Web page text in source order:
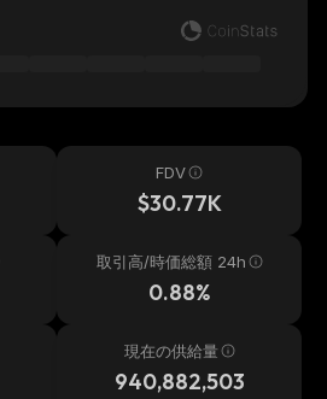
FDV
$30.77K
取引高/時価総額 24h
0.88%
現在の供給量
940,882,503